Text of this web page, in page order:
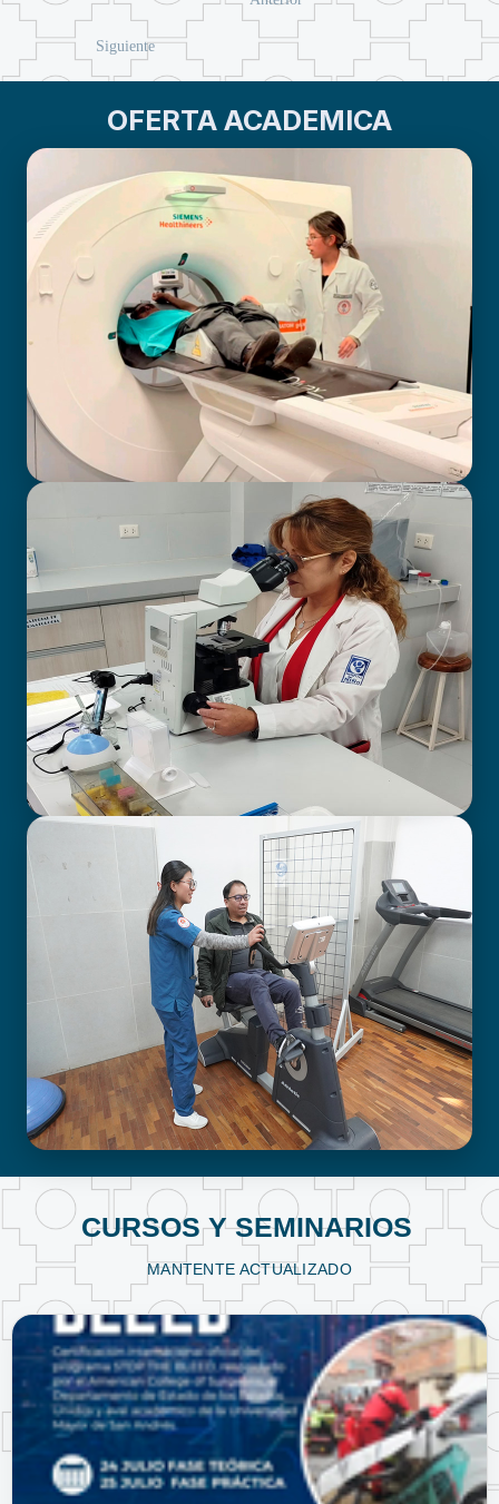
Siguiente
OFERTA ACADEMICA
LABORATORIO CLÍNICO
FISIOTERAPIA Y KINESIOLOGÍA
CURSOS Y SEMINARIOS
MANTENTE ACTUALIZADO